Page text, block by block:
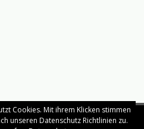
Cookies. Mit ihrem Klicken stimmen
unseren Datenschutz Richtlinien zu.